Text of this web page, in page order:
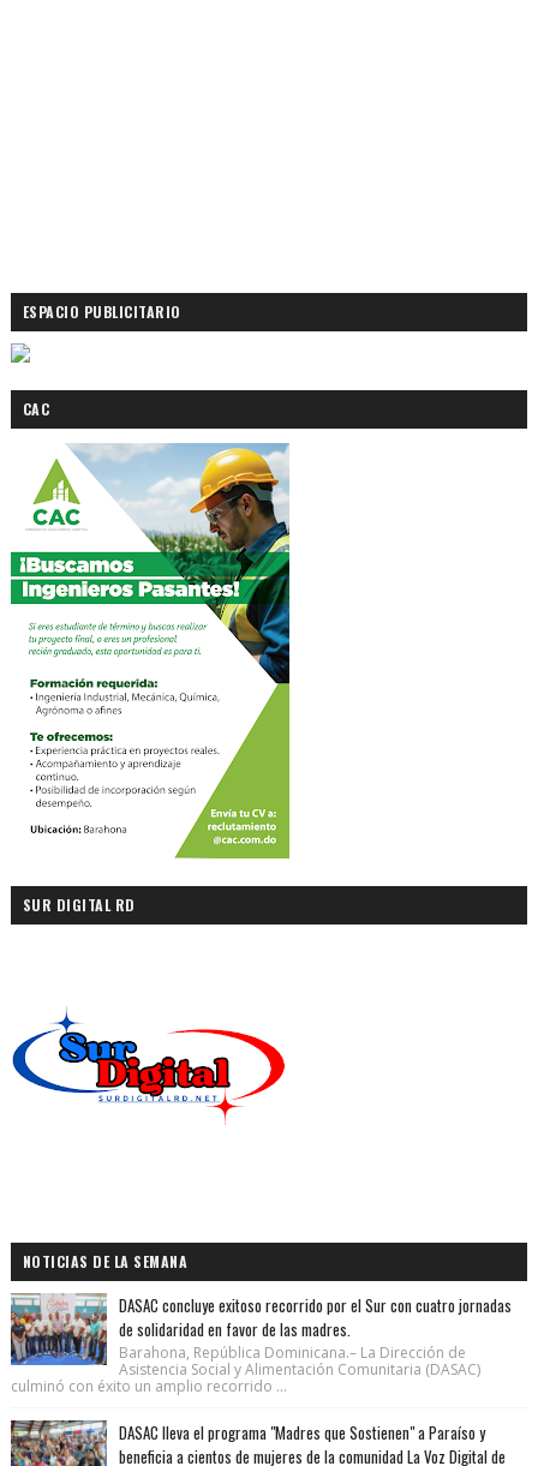
ESPACIO PUBLICITARIO
CAC
SUR DIGITAL RD
NOTICIAS DE LA SEMANA
DASAC concluye exitoso recorrido por el Sur con cuatro jornadas
de solidaridad en favor de las madres.
Barahona, República Dominicana.– La Dirección de
Asistencia Social y Alimentación Comunitaria (DASAC)
culminó con éxito un amplio recorrido ...
DASAC lleva el programa "Madres que Sostienen" a Paraíso y
beneficia a cientos de mujeres de la comunidad La Voz Digital de